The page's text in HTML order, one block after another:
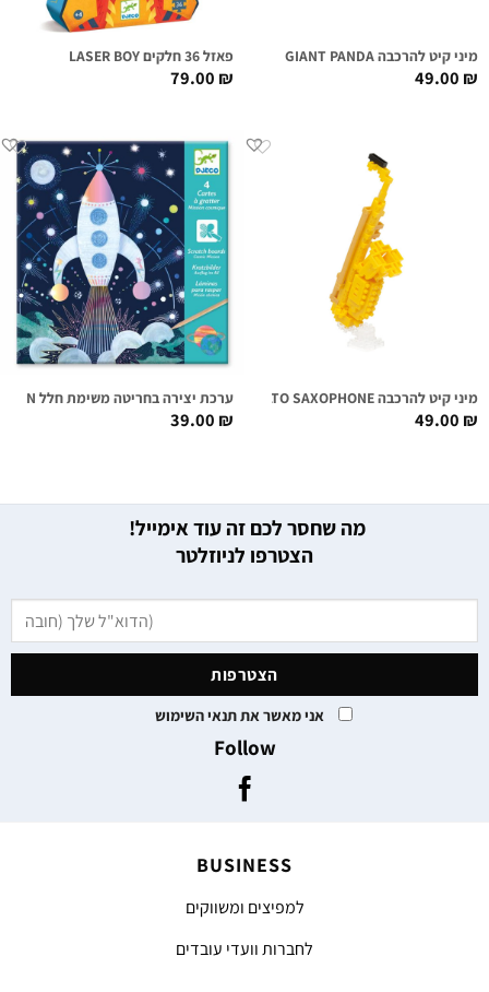
מיני קיט להרכבה GIANT PANDA
49.00₪
פאזל 36 חלקים LASER BOY
79.00₪
מיני קיט להרכבה ALTO SAXOPHONE
49.00₪
ערכת יצירה בחריטה משימת חלל COSMIC MISSION
39.00₪
מה שחסר לכם זה עוד אימייל!
הצטרפו לניוזלטר
אני מאשר את תנאי השימוש
Follow
BUSINESS
למפיצים ומשווקים
לחברות וועדי עובדים